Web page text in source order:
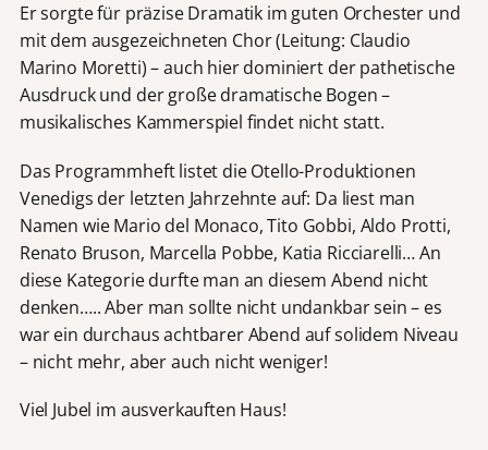
Er sorgte für präzise Dramatik im guten Orchester und
mit dem ausgezeichneten Chor (Leitung: Claudio
Marino Moretti) – auch hier dominiert der pathetische
Ausdruck und der große dramatische Bogen –
musikalisches Kammerspiel findet nicht statt.
Das Programmheft listet die Otello-Produktionen
Venedigs der letzten Jahrzehnte auf: Da liest man
Namen wie Mario del Monaco, Tito Gobbi, Aldo Protti,
Renato Bruson, Marcella Pobbe, Katia Ricciarelli… An
diese Kategorie durfte man an diesem Abend nicht
denken….. Aber man sollte nicht undankbar sein – es
war ein durchaus achtbarer Abend auf solidem Niveau
– nicht mehr, aber auch nicht weniger!
Viel Jubel im ausverkauften Haus!